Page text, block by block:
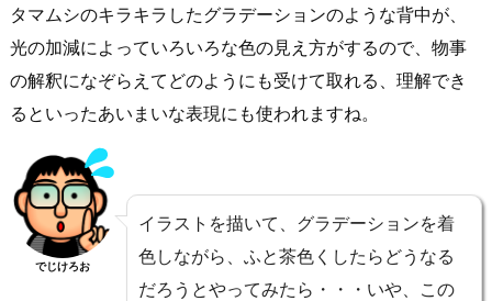
タマムシのキラキラしたグラデーションのような背中が、
光の加減によっていろいろな色の見え方がするので、物事
の解釈になぞらえてどのようにも受けて取れる、理解でき
るといったあいまいな表現にも使われますね。
でじけろお
イラストを描いて、グラデーションを着
色しながら、ふと茶色くしたらどうなる
だろうとやってみたら・・・いや、この